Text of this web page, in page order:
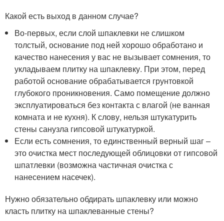
Какой есть выход в данном случае?
Во-первых, если слой шпаклевки не слишком
толстый, основание под ней хорошо обработано и
качество нанесения у вас не вызывает сомнения, то
укладываем плитку на шпаклевку. При этом, перед
работой основание обрабатывается грунтовкой
глубокого проникновения. Само помещение должно
эксплуатироваться без контакта с влагой (не ванная
комната и не кухня). К слову, нельзя штукатурить
стены санузла гипсовой штукатуркой.
Если есть сомнения, то единственный верный шаг –
это очистка мест последующей облицовки от гипсовой
шпатлевки (возможна частичная очистка с
нанесением насечек).
Нужно обязательно обдирать шпаклевку или можно
класть плитку на шпаклеванные стены?